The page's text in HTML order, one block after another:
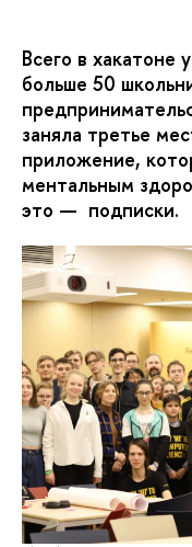
Всего в хакатоне
больше 50
заняла третье
приложение,
ментальным
это — подписки.